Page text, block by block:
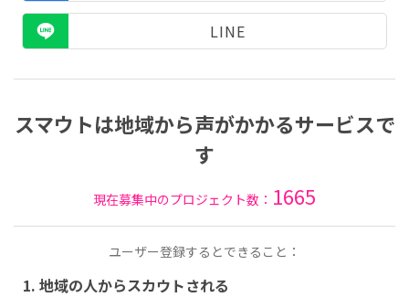
LINE
スマウトは地域から声がかかるサービスで
す
現在募集中のプロジェクト数： 1665
ユーザー登録するとできること：
1. 地域の人からスカウトされる